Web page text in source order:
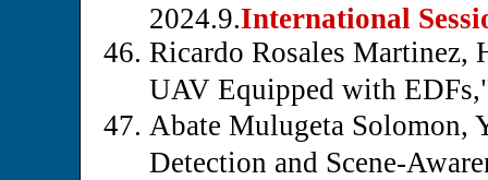
2024.9.International
Ricardo Rosales
UAV Equipped with
Abate Mulugeta Solomon,
Detection and Scene-